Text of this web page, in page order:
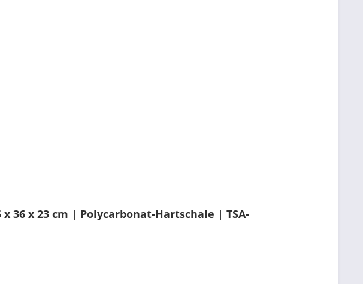
36 x 23 cm | Polycarbonat-Hartschale | TSA-